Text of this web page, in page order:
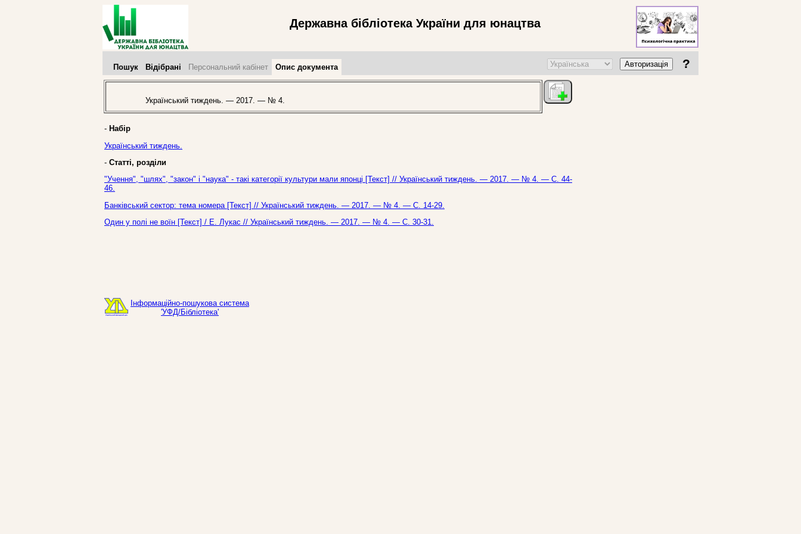
Державна бібліотека України для юнацтва
Пошук Відібрані Персональний кабінет Опис документа Авторизація ?
Український тиждень. — 2017. — № 4.
- Набір
Український тиждень.
- Статті, розділи
"Учення", "шлях", "закон" і "наука" - такі категорії культури мали японці [Текст] // Український тиждень. — 2017. — № 4. — С. 44-
46.
Банківський сектор: тема номера [Текст] // Український тиждень. — 2017. — № 4. — С. 14-29.
Один у полі не воїн [Текст] / Е. Лукас // Український тиждень. — 2017. — № 4. — С. 30-31.
Інформаційно-пошукова система
'УФД/Бібліотека'